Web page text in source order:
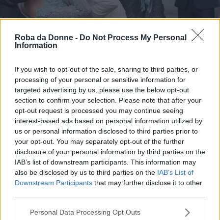
Roba da Donne - Do Not Process My Personal
Information
If you wish to opt-out of the sale, sharing to third parties, or
processing of your personal or sensitive information for
targeted advertising by us, please use the below opt-out
section to confirm your selection. Please note that after your
opt-out request is processed you may continue seeing
interest-based ads based on personal information utilized by
us or personal information disclosed to third parties prior to
your opt-out. You may separately opt-out of the further
disclosure of your personal information by third parties on the
IAB’s list of downstream participants. This information may
also be disclosed by us to third parties on the IAB’s List of
Downstream Participants that may further disclose it to other
Please note that this website/app uses one or more Google
Personal Data Processing Opt Outs
GG è sempre stato Dan?!
Continua a leggere dopo la pubblicità
Ma come è possibile? Cercano di dare qualche
risposta ma si vede che è stato chiuso di fretta,
colpa del calo di ascolti dopo la terza stagione.
Scelte di sceneggiatura spesso di cattivo gusto,
come la corsa in auto di Chuck & Blair
, per